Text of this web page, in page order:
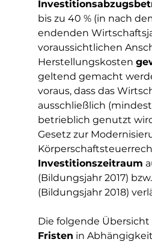
bis zu 40 % (in nach
endenden
voraussichtlichen
Herstellungskosten
geltend gemacht
voraus, dass das
ausschließlich
betrieblich genutzt
Gesetz zur
Investitionszeitraum
(Bildungsjahr 2017)
(Bildungsjahr 2018)
Die folgende Übersicht
Fristen in